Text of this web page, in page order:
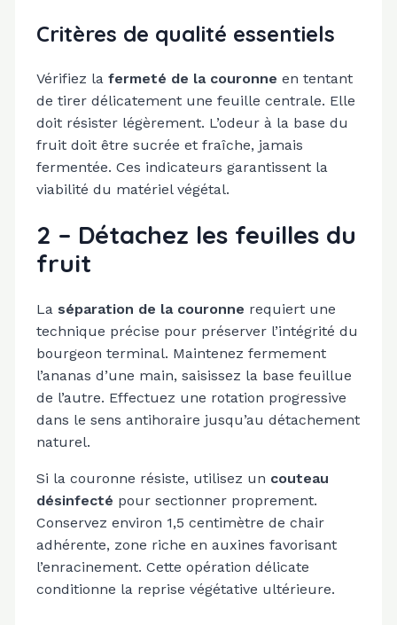
Critères de qualité essentiels
Vérifiez la fermeté de la couronne en tentant
de tirer délicatement une feuille centrale. Elle
doit résister légèrement. L’odeur à la base du
fruit doit être sucrée et fraîche, jamais
fermentée. Ces indicateurs garantissent la
viabilité du matériel végétal.
2 – Détachez les feuilles du
fruit
La séparation de la couronne requiert une
technique précise pour préserver l’intégrité du
bourgeon terminal. Maintenez fermement
l’ananas d’une main, saisissez la base feuillue
de l’autre. Effectuez une rotation progressive
dans le sens antihoraire jusqu’au détachement
naturel.
Si la couronne résiste, utilisez un couteau
désinfecté pour sectionner proprement.
Conservez environ 1,5 centimètre de chair
adhérente, zone riche en auxines favorisant
l’enracinement. Cette opération délicate
conditionne la reprise végétative ultérieure.